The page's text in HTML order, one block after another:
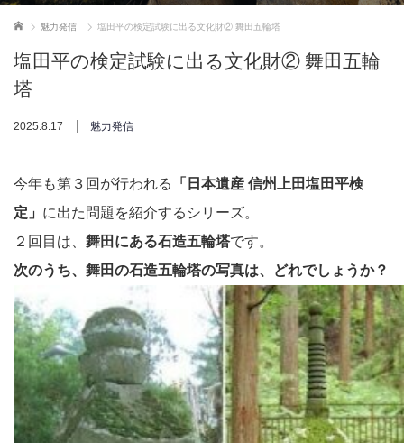
ホーム 魅力発信 塩田平の検定試験に出る文化財② 舞田五輪塔
塩田平の検定試験に出る文化財② 舞田五輪
塔
2025.8.17 魅力発信
今年も第３回が行われる
「日本遺産 信州上田塩田平検
定」 に出た問題を紹介するシリーズ。
２回目は、 舞田にある石造五輪塔です。
次のうち、舞田の石造五輪塔の写真は、どれでしょうか？